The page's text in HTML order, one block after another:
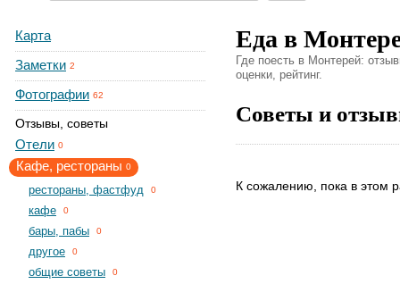
Карта
Заметки 2
Фотографии 62
Отзывы, советы
Отели 0
Кафе, рестораны 0
рестораны, фастфуд 0
кафе 0
бары, пабы 0
другое 0
общие советы 0
Еда в
Где поесть в Монтерей:
оценки, рейтинг.
Советы и
К сожалению, пока в этом